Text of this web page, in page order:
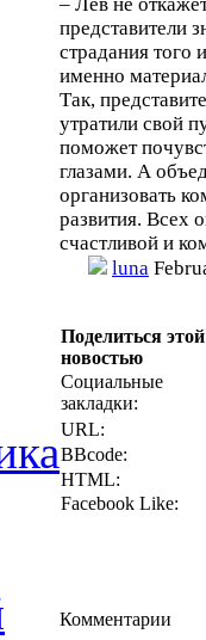
представители
страдания того
именно
Так,
утратили свой
поможет
глазами. А
организовать
развития. Всех
счастливой и
luna
Поделиться этой
новостью
Социальные
закладки:
URL:
BBcode:
HTML:
Facebook Like:
Комментарии